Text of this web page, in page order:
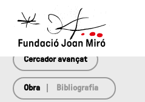
RU
NL
PT
Cercador avançat
Obra Bibliografia